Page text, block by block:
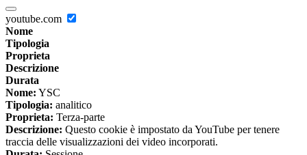
youtube.com
Nome
Tipologia
Proprieta
Descrizione
Durata
Nome: YSC
Tipologia: analitico
Proprieta: Terza-parte
Descrizione: Questo cookie è impostato da YouTube per tenere
traccia delle visualizzazioni dei video incorporati.